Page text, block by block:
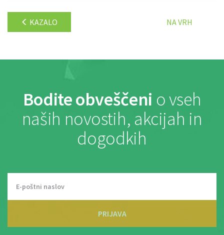
KAZALO NA VRH
Bodite obveščeni o vseh
naših novostih, akcijah in
dogodkih
PRIJAVA